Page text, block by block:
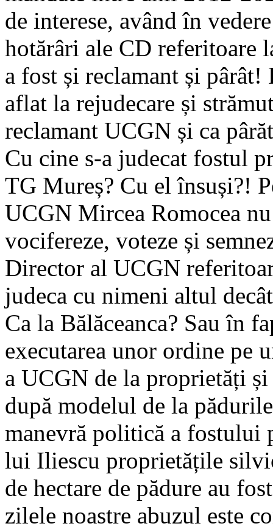
de interese, având în
hotărâri ale CD referitoare
a fost și reclamant și
aflat la rejudecare și
reclamant UCGN și ca
Cu cine s-a judecat fostul
TG Mureș? Cu el însuși?!
UCGN Mircea Romocea
vocifereze, voteze și
Director al UCGN
judeca cu nimeni altul
Ca la Bălăceanca? Sau în
executarea unor ordine pe
a UCGN de la proprietăți
după modelul de la
manevră politică a fostului
lui Iliescu proprietățile
de hectare de pădure au
zilele noastre abuzul este